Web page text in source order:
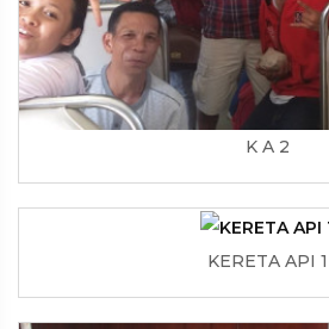
K A 2
KERETA API 1